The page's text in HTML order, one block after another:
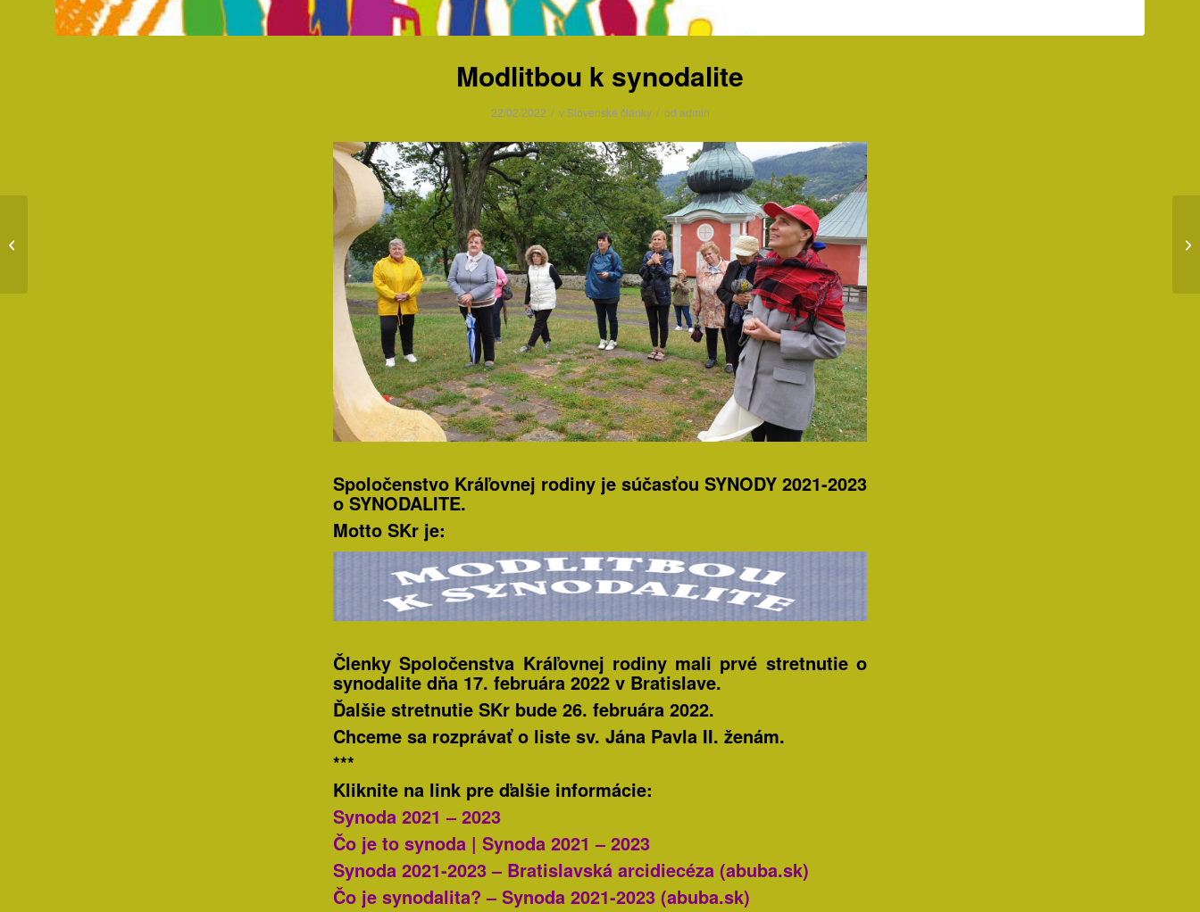
Modlitbou k synodalite
22/02/2022 / vSlovenské články / od admin
Spoločenstvo Kráľovnej rodiny je súčasťou SYNODY 2021-2023
o SYNODALITE.
Motto SKr je:
Členky Spoločenstva Kráľovnej rodiny mali prvé stretnutie o
synodalite dňa 17. februára 2022 v Bratislave.
Ďalšie stretnutie SKr bude 26. februára 2022.
Chceme sa rozprávať o liste sv. Jána Pavla II. ženám.
***
Kliknite na link pre ďalšie informácie:
Synoda 2021 – 2023
Čo je to synoda | Synoda 2021 – 2023
Synoda 2021-2023 – Bratislavská arcidiecéza (abuba.sk)
Čo je synodalita? – Synoda 2021-2023 (abuba.sk)